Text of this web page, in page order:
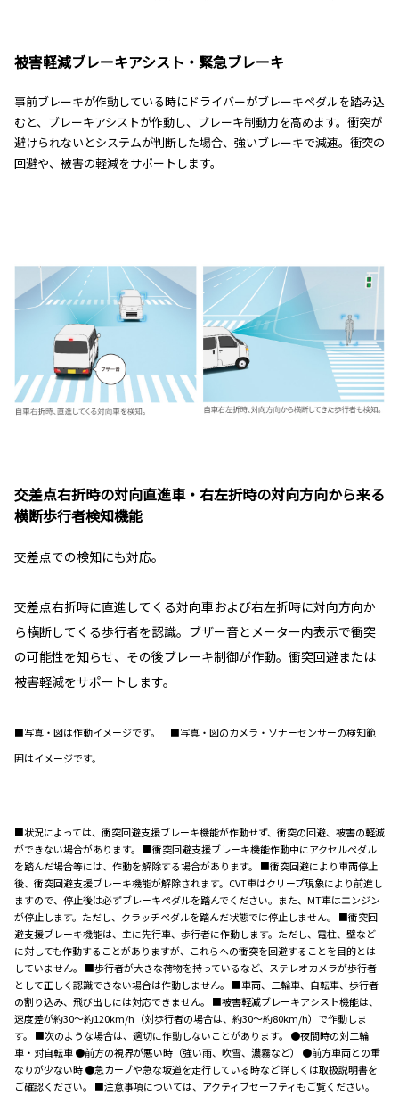
被害軽減ブレーキアシスト・緊急ブレーキ
事前ブレーキが作動している時にドライバーがブレーキペダルを踏み込
むと、ブレーキアシストが作動し、ブレーキ制動力を高めます。衝突が
避けられないとシステムが判断した場合、強いブレーキで減速。衝突の
回避や、被害の軽減をサポートします。
交差点右折時の対向直進車・右左折時の対向方向から来る
横断歩行者検知機能
交差点での検知にも対応。
交差点右折時に直進してくる対向車および右左折時に対向方向か
ら横断してくる歩行者を認識。ブザー音とメーター内表示で衝突
の可能性を知らせ、その後ブレーキ制御が作動。衝突回避または
被害軽減をサポートします。
■写真・図は作動イメージです。 ■写真・図のカメラ・ソナーセンサーの検知範
囲はイメージです。
■状況によっては、衝突回避支援ブレーキ機能が作動せず、衝突の回避、被害の軽減
ができない場合があります。 ■衝突回避支援ブレーキ機能作動中にアクセルペダル
を踏んだ場合等には、作動を解除する場合があります。 ■衝突回避により車両停止
後、衝突回避支援ブレーキ機能が解除されます。CVT車はクリープ現象により前進し
ますので、停止後は必ずブレーキペダルを踏んでください。また、MT車はエンジン
が停止します。ただし、クラッチペダルを踏んだ状態では停止しません。 ■衝突回
避支援ブレーキ機能は、主に先行車、歩行者に作動します。ただし、電柱、壁など
に対しても作動することがありますが、これらへの衝突を回避することを目的とは
していません。 ■歩行者が大きな荷物を持っているなど、ステレオカメラが歩行者
として正しく認識できない場合は作動しません。 ■車両、二輪車、自転車、歩行者
の割り込み、飛び出しには対応できません。 ■被害軽減ブレーキアシスト機能は、
速度差が約30～約120km/h（対歩行者の場合は、約30～約80km/h）で作動しま
す。 ■次のような場合は、適切に作動しないことがあります。 ●夜間時の対二輪
車・対自転車 ●前方の視界が悪い時（強い雨、吹雪、濃霧など） ●前方車両との重
なりが少ない時 ●急カーブや急な坂道を走行している時など詳しくは取扱説明書を
ご確認ください。 ■注意事項については、アクティブセーフティもご覧ください。